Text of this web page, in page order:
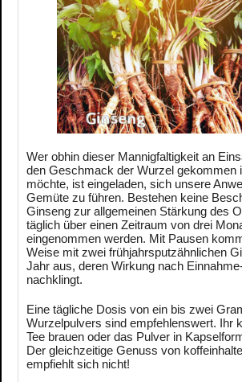
Wer obhin dieser Mannigfaltigkeit an
den Geschmack der Wurzel gekommen
möchte, ist eingeladen, sich unsere
Gemüte zu führen. Bestehen keine
Ginseng zur allgemeinen Stärkung des
täglich über einen Zeitraum von drei
eingenommen werden. Mit Pausen
Weise mit zwei frühjahrsputzähnlichen
Jahr aus, deren Wirkung nach
nachklingt.
Eine tägliche Dosis von ein bis zwei
Wurzelpulvers sind empfehlenswert. Ihr
Tee brauen oder das Pulver in
Der gleichzeitige Genuss von
empfiehlt sich nicht!